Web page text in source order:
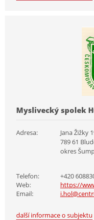
Myslivecký spolek
Adresa:
Jana Žižky
789 61
okres
Telefon:
+420
Web:
https://
Email:
další informace o subjektu